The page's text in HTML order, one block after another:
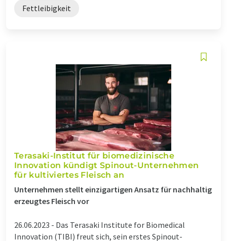
Fettleibigkeit
Terasaki-Institut für biomedizinische
Innovation kündigt Spinout-Unternehmen
für kultiviertes Fleisch an
Unternehmen stellt einzigartigen Ansatz für nachhaltig
erzeugtes Fleisch vor
26.06.2023 - Das Terasaki Institute for Biomedical
Innovation (TIBI) freut sich, sein erstes Spinout-